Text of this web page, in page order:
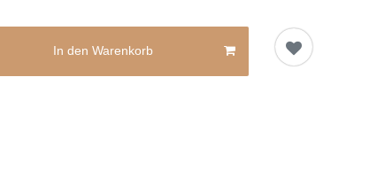
In den Warenkorb